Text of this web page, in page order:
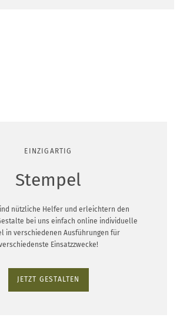
EINZIGARTIG
Stempel
nützliche Helfer und erleichtern den
bei uns einfach online individuelle
in verschiedenen Ausführungen für
Einsatzzwecke!
JETZT GESTALTEN